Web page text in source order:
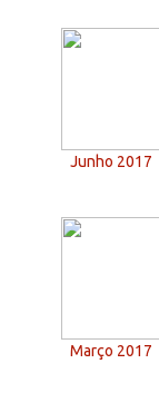
Junho 2017
Março 2017